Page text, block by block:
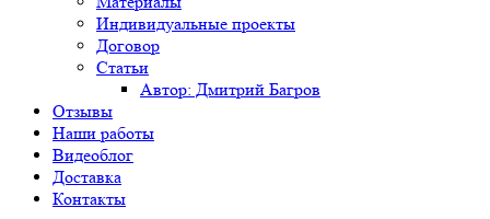
Индивидуальные проекты
Договор
Статьи
Автор: Дмитрий Багров
Отзывы
Наши работы
Видеоблог
Доставка
Контакты